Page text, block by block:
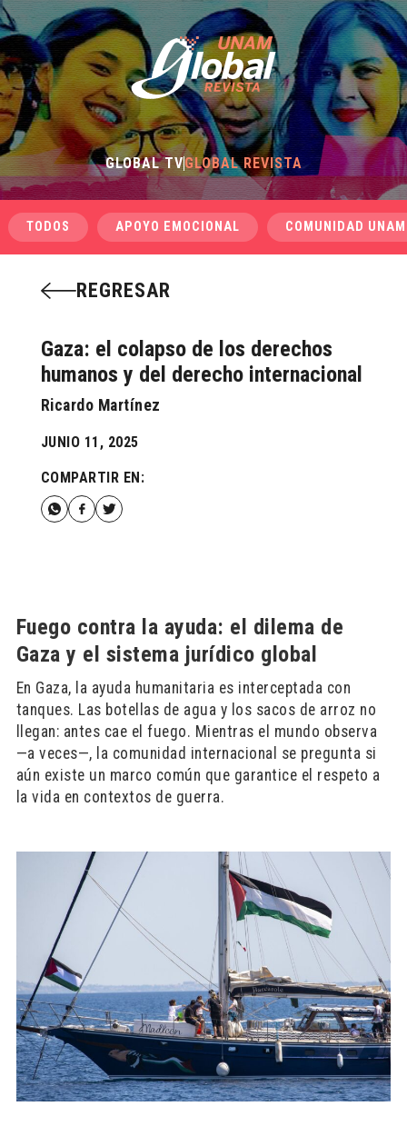
GLOBAL TVGLOBAL REVISTA
TODOS APOYO EMOCIONAL COMUNIDAD UNAM
REGRESAR
Gaza: el colapso de los derechos
humanos y del derecho internacional
Ricardo Martínez
JUNIO 11, 2025
COMPARTIR EN:
Fuego contra la ayuda: el dilema de
Gaza y el sistema jurídico global
En Gaza, la ayuda humanitaria es interceptada con
tanques. Las botellas de agua y los sacos de arroz no
llegan: antes cae el fuego. Mientras el mundo observa
—a veces—, la comunidad internacional se pregunta si
aún existe un marco común que garantice el respeto a
la vida en contextos de guerra.